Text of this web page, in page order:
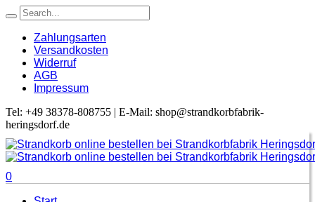
Zahlungsarten
Versandkosten
Widerruf
AGB
Impressum
Tel: +49 38378-808755 | E-Mail: shop@strandkorbfabrik-
heringsdorf.de
0